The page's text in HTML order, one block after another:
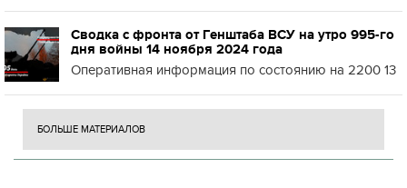
Сводка с фронта от Генштаба ВСУ на утро 995-го
дня войны 14 ноября 2024 года
Оперативная информация по состоянию на 2200 13
БОЛЬШЕ МАТЕРИАЛОВ